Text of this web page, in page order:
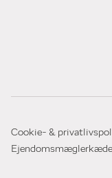
Cookie- &
Ejendomsmæglerkæde